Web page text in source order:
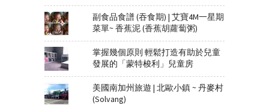
副食品食譜 (吞食期) | 艾寶4M一星期
菜單~ 香蕉泥 (香蕉胡蘿蔔粥)
掌握幾個原則 輕鬆打造有助於兒童
發展的「蒙特梭利」兒童房
美國南加州旅遊 | 北歐小鎮 ~ 丹麥村
(Solvang)